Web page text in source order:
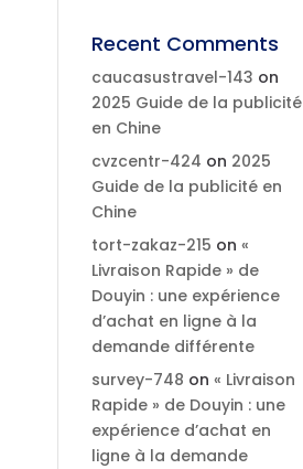
Recent Comments
caucasustravel-143 on
2025 Guide de la publicité
en Chine
cvzcentr-424 on 2025
Guide de la publicité en
Chine
tort-zakaz-215 on«
Livraison Rapide » de
Douyin : une expérience
d’achat en ligne à la
demande différente
survey-748 on« Livraison
Rapide » de Douyin : une
expérience d’achat en
ligne à la demande